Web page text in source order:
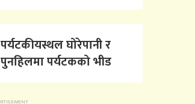
पर्यटकीयस्थल घोरेपानी र
पुनहिलमा पर्यटकको भीड